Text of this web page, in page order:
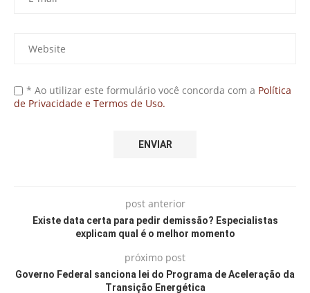
* Ao utilizar este formulário você concorda com a Política
de Privacidade e Termos de Uso.
post anterior
Existe data certa para pedir demissão? Especialistas
explicam qual é o melhor momento
próximo post
Governo Federal sanciona lei do Programa de Aceleração da
Transição Energética